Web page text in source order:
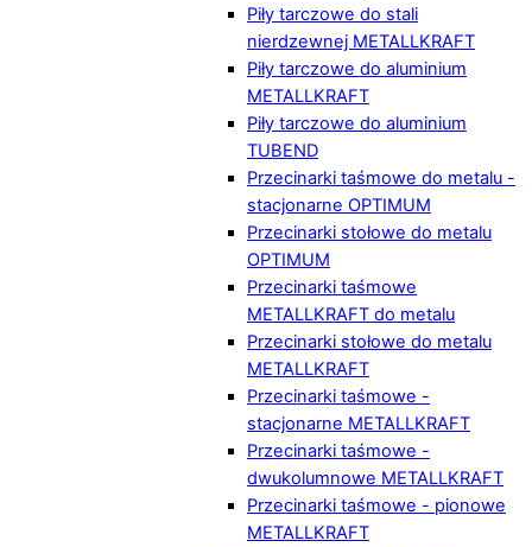
Piły tarczowe do stali
nierdzewnej METALLKRAFT
Piły tarczowe do aluminium
METALLKRAFT
Piły tarczowe do aluminium
TUBEND
Przecinarki taśmowe do metalu -
stacjonarne OPTIMUM
Przecinarki stołowe do metalu
OPTIMUM
Przecinarki taśmowe
METALLKRAFT do metalu
Przecinarki stołowe do metalu
METALLKRAFT
Przecinarki taśmowe -
stacjonarne METALLKRAFT
Przecinarki taśmowe -
dwukolumnowe METALLKRAFT
Przecinarki taśmowe - pionowe
METALLKRAFT